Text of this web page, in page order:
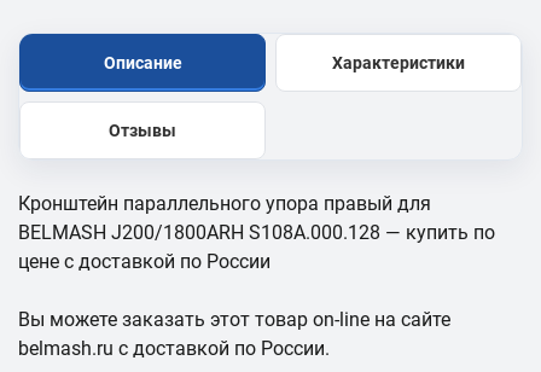
Описание Характеристики
Отзывы
Кронштейн параллельного упора правый для
BELMASH J200/1800ARH S108A.000.128 — купить по
цене с доставкой по России
Вы можете заказать этот товар on-line на сайте
belmash.ru с доставкой по России.